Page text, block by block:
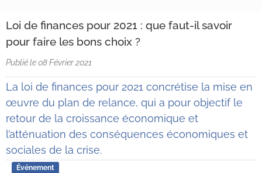
Loi de finances pour 2021 : que faut-il savoir
pour faire les bons choix ?
Publié le 08 Février 2021
La loi de finances pour 2021 concrétise la mise en
œuvre du plan de relance, qui a pour objectif le
retour de la croissance économique et
l’atténuation des conséquences économiques et
sociales de la crise.
Événement